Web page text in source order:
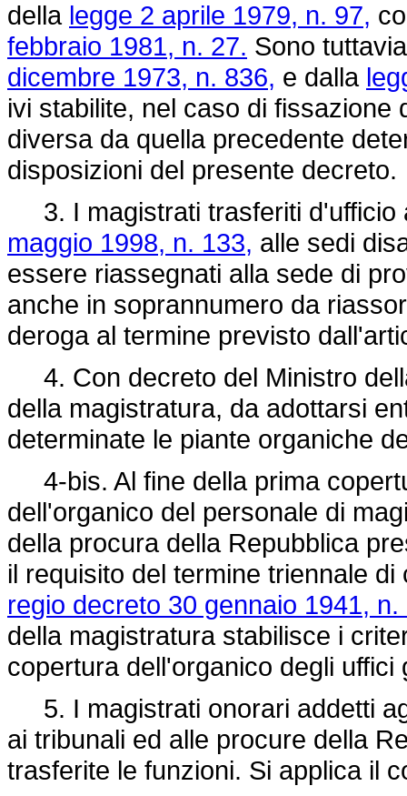
della legge 2 aprile 1979, n. 97,
febbraio 1981, n. 27. Sono
dicembre 1973, n. 836, e dalla
ivi stabilite, nel caso di
diversa da quella precedente
disposizioni del presente decreto.
3. I magistrati trasferiti d'ufficio
maggio 1998, n. 133, alle sedi
essere riassegnati alla sede di
anche in soprannumero da
deroga al termine previsto
4. Con decreto del Ministro
della magistratura, da adottarsi
determinate le piante organiche
4-bis. Al fine della prima
dell'organico del personale di
della procura della Repubblica
il requisito del termine triennale
regio decreto 30 gennaio 1941, n.
della magistratura stabilisce i
copertura dell'organico degli
5. I magistrati onorari addetti
ai tribunali ed alle procure della
trasferite le funzioni. Si applica il